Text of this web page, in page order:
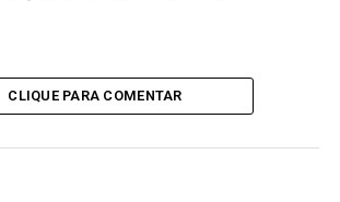
CLIQUE PARA COMENTAR